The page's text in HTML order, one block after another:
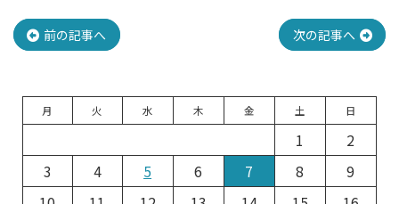
投
稿
ナ
ビ
ゲ
前の記事へ 次の記事へ
月 火 水 木 金 土 日
1
2
3
4 5 6 7 8
9